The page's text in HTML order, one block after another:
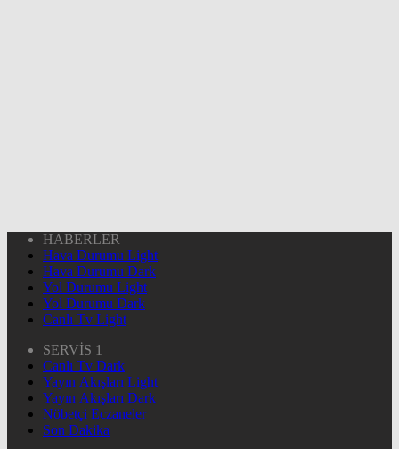
HABERLER
Hava Durumu Light
Hava Durumu Dark
Yol Durumu Light
Yol Durumu Dark
Canlı Tv Light
SERVİS 1
Canlı Tv Dark
Yayın Akışları Light
Yayın Akışları Dark
Nöbetçi Eczaneler
Son Dakika